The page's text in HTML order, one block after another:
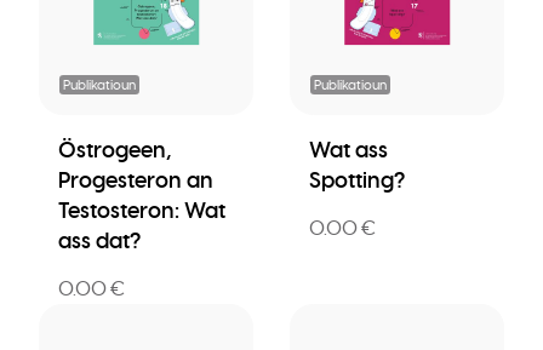
Publikatioun
Östrogeen,
Progesteron an
Testosteron: Wat
ass dat?
0.00 €
Publikatioun
Wat ass
Spotting?
0.00 €